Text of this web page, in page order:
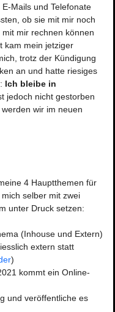
Mails und Telefonate
ob sie mit mir noch
mir rechnen können
kam mein jetziger
trotz der Kündigung
an und hatte riesiges
Ich bleibe in
jedoch nicht gestorben
wir im neuen
4 Hauptthemen für
selber mit zwei
unter Druck setzen:
(Inhouse und Extern)
extern statt
)
kommt ein Online-
und veröffentliche es